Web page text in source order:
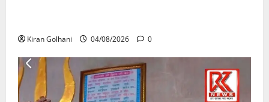
Kiran Golhani 04/08/2026 0